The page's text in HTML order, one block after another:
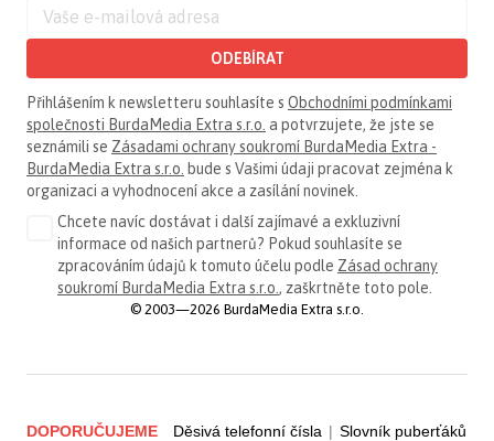
ODEBÍRAT
Přihlášením k newsletteru souhlasíte s Obchodními podmínkami
společnosti BurdaMedia Extra s.r.o. a potvrzujete, že jste se
seznámili se Zásadami ochrany soukromí BurdaMedia Extra -
BurdaMedia Extra s.r.o. bude s Vašimi údaji pracovat zejména k
organizaci a vyhodnocení akce a zasílání novinek.
Chcete navíc dostávat i další zajímavé a exkluzivní
informace od našich partnerů? Pokud souhlasíte se
zpracováním údajů k tomuto účelu podle Zásad ochrany
soukromí BurdaMedia Extra s.r.o. , zaškrtněte toto pole.
© 2003—2026 BurdaMedia Extra s.r.o.
DOPORUČUJEME Děsivá telefonní čísla | Slovník puberťáků